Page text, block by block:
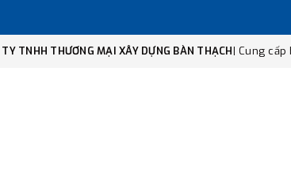
TY TNHH THƯƠNG MẠI XÂY DỰNG BÀN THẠCH| Cung cấp